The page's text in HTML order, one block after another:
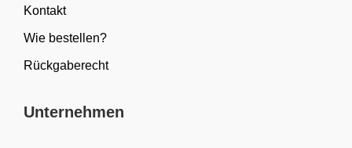
Kontakt
Wie bestellen?
Rückgaberecht
Unternehmen